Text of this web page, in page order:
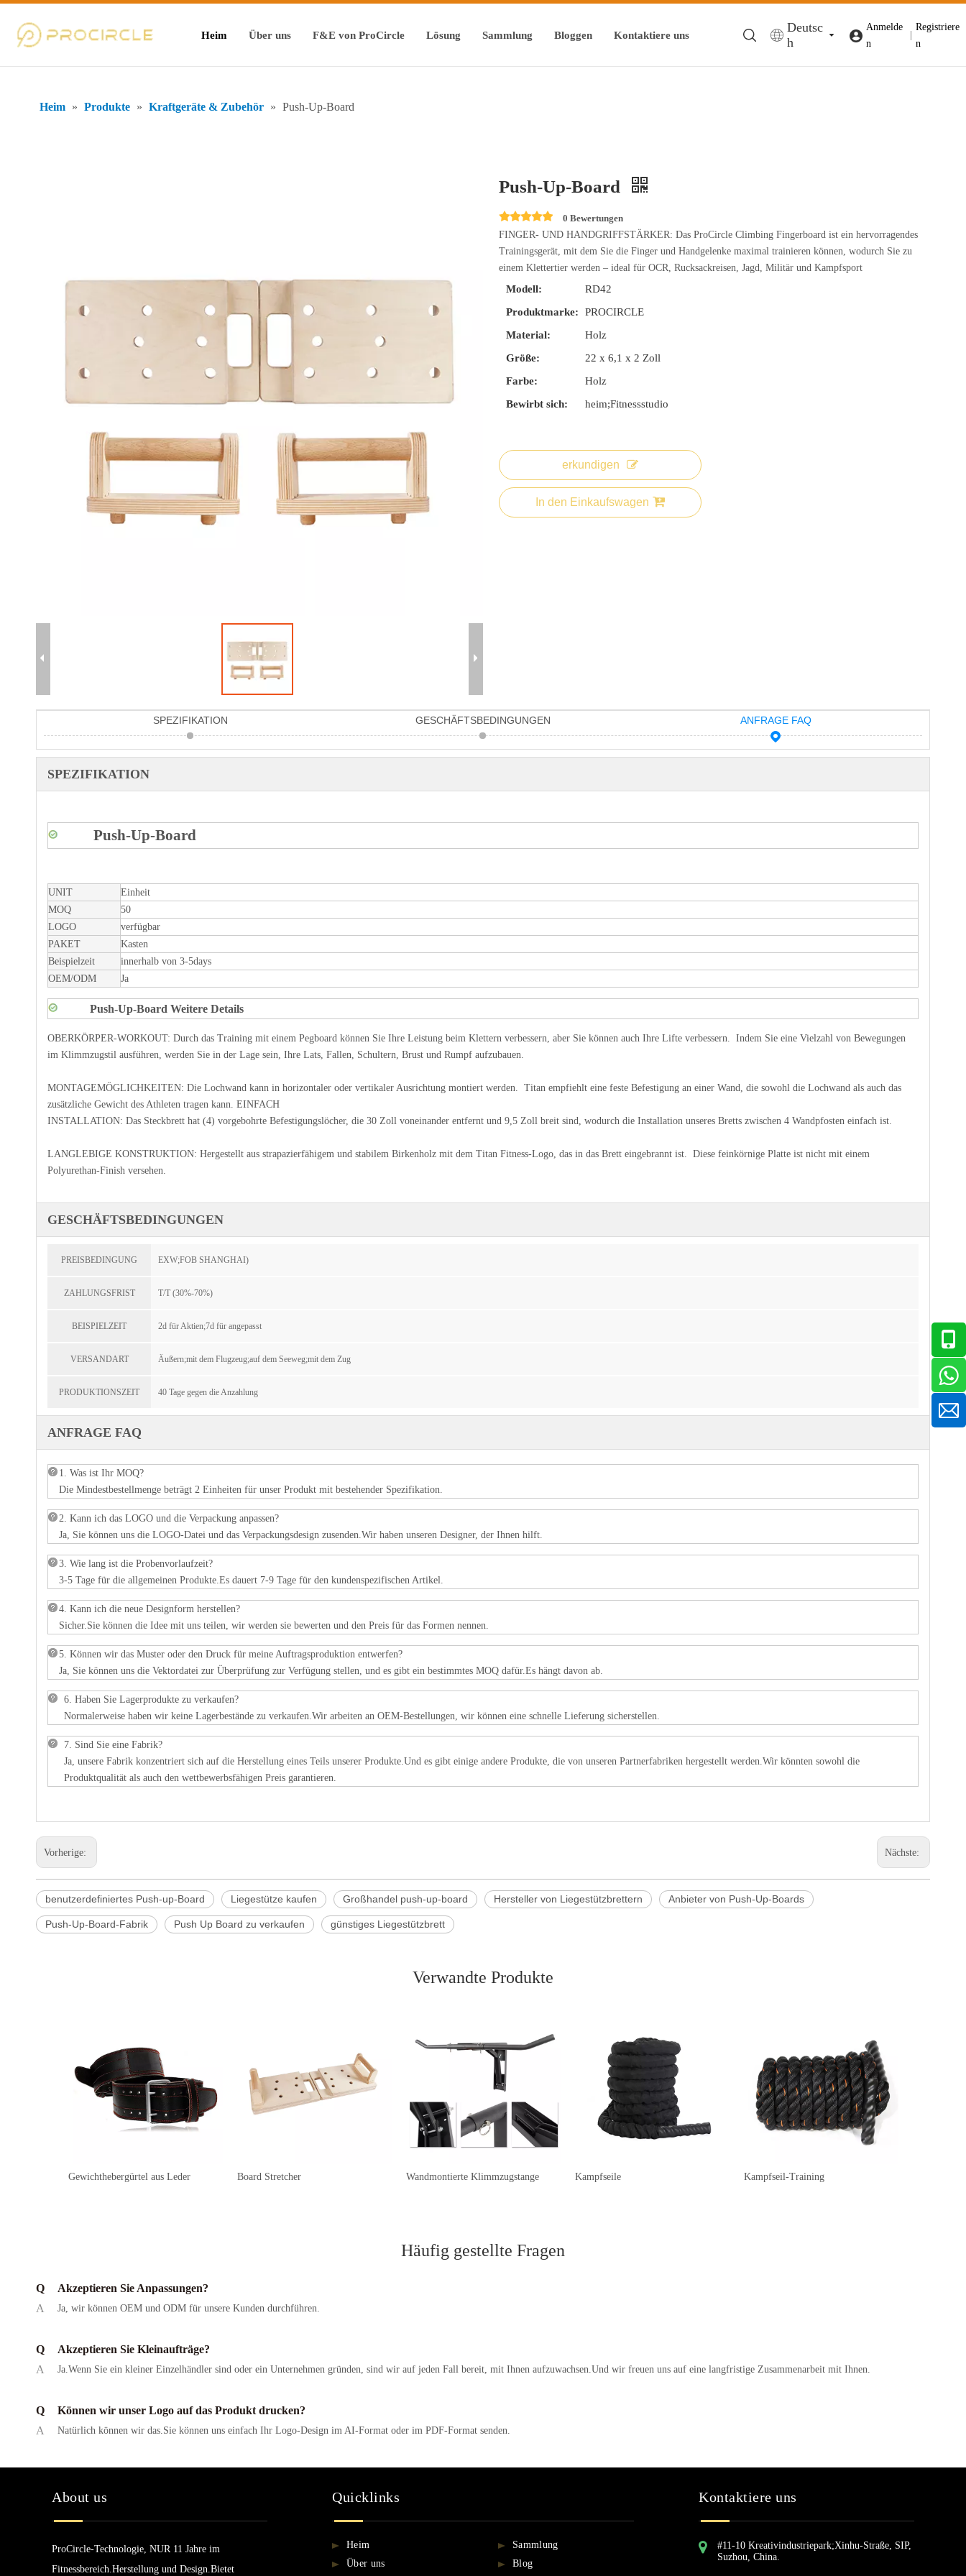
Heim Über uns F&E von ProCircle Lösung Sammlung Bloggen Kontaktiere uns
Deutsc
h
Anmelde
n
Registriere
n
Heim » Produkte » Kraftgeräte & Zubehör » Push-Up-Board
Push-Up-Board
0 Bewertungen
FINGER- UND HANDGRIFFSTÄRKER: Das ProCircle Climbing Fingerboard ist ein hervorragendes
Trainingsgerät, mit dem Sie die Finger und Handgelenke maximal trainieren können, wodurch Sie zu
einem Klettertier werden – ideal für OCR, Rucksackreisen, Jagd, Militär und Kampfsport
Modell:
RD42
Produktmarke:
PROCIRCLE
Material:
Holz
Größe:
22 x 6,1 x 2 Zoll
Farbe:
Holz
Bewirbt sich:
heim;Fitnessstudio
erkundigen
In den Einkaufswagen
SPEZIFIKATION GESCHÄFTSBEDINGUNGEN ANFRAGE FAQ
SPEZIFIKATION
Push-Up-Board
UNIT
Einheit
MOQ
50
LOGO
verfügbar
PAKET
Kasten
Beispielzeit
innerhalb von 3-5days
OEM/ODM
Ja
Push-Up-Board Weitere Details
OBERKÖRPER-WORKOUT: Durch das Training mit einem Pegboard können Sie Ihre Leistung beim Klettern verbessern, aber Sie können auch Ihre Lifte verbessern. Indem Sie eine Vielzahl von Bewegungen
im Klimmzugstil ausführen, werden Sie in der Lage sein, Ihre Lats, Fallen, Schultern, Brust und Rumpf aufzubauen.
MONTAGEMÖGLICHKEITEN: Die Lochwand kann in horizontaler oder vertikaler Ausrichtung montiert werden. Titan empfiehlt eine feste Befestigung an einer Wand, die sowohl die Lochwand als auch das
zusätzliche Gewicht des Athleten tragen kann. EINFACH
INSTALLATION: Das Steckbrett hat (4) vorgebohrte Befestigungslöcher, die 30 Zoll voneinander entfernt und 9,5 Zoll breit sind, wodurch die Installation unseres Bretts zwischen 4 Wandpfosten einfach ist.
LANGLEBIGE KONSTRUKTION: Hergestellt aus strapazierfähigem und stabilem Birkenholz mit dem Titan Fitness-Logo, das in das Brett eingebrannt ist. Diese feinkörnige Platte ist nicht mit einem
Polyurethan-Finish versehen.
GESCHÄFTSBEDINGUNGEN
PREISBEDINGUNG EXW;FOB SHANGHAI)
ZAHLUNGSFRIST T/T (30%-70%)
BEISPIELZEIT 2d für Aktien;7d für angepasst
VERSANDART Äußern;mit dem Flugzeug;auf dem Seeweg;mit dem Zug
PRODUKTIONSZEIT 40 Tage gegen die Anzahlung
ANFRAGE FAQ
1. Was ist Ihr MOQ?
Die Mindestbestellmenge beträgt 2 Einheiten für unser Produkt mit bestehender Spezifikation.
2. Kann ich das LOGO und die Verpackung anpassen?
Ja, Sie können uns die LOGO-Datei und das Verpackungsdesign zusenden.Wir haben unseren Designer, der Ihnen hilft.
3. Wie lang ist die Probenvorlaufzeit?
3-5 Tage für die allgemeinen Produkte.Es dauert 7-9 Tage für den kundenspezifischen Artikel.
4. Kann ich die neue Designform herstellen?
Sicher.Sie können die Idee mit uns teilen, wir werden sie bewerten und den Preis für das Formen nennen.
5. Können wir das Muster oder den Druck für meine Auftragsproduktion entwerfen?
Ja, Sie können uns die Vektordatei zur Überprüfung zur Verfügung stellen, und es gibt ein bestimmtes MOQ dafür.Es hängt davon ab.
6. Haben Sie Lagerprodukte zu verkaufen?
Normalerweise haben wir keine Lagerbestände zu verkaufen.Wir arbeiten an OEM-Bestellungen, wir können eine schnelle Lieferung sicherstellen.
7. Sind Sie eine Fabrik?
Ja, unsere Fabrik konzentriert sich auf die Herstellung eines Teils unserer Produkte.Und es gibt einige andere Produkte, die von unseren Partnerfabriken hergestellt werden.Wir könnten sowohl die
Produktqualität als auch den wettbewerbsfähigen Preis garantieren.
Vorherige: Nächste:
benutzerdefiniertes Push-up-Board Liegestütze kaufen Großhandel push-up-board Hersteller von Liegestützbrettern Anbieter von Push-Up-Boards
Push-Up-Board-Fabrik Push Up Board zu verkaufen günstiges Liegestützbrett
Verwandte Produkte
Gewichthebergürtel aus Leder Board Stretcher Wandmontierte Klimmzugstange Kampfseile Kampfseil-Training
Häufig gestellte Fragen
Q
Akzeptieren Sie Anpassungen?
A
Ja, wir können OEM und ODM für unsere Kunden durchführen.
Q
Akzeptieren Sie Kleinaufträge?
A
Ja.Wenn Sie ein kleiner Einzelhändler sind oder ein Unternehmen gründen, sind wir auf jeden Fall bereit, mit Ihnen aufzuwachsen.Und wir freuen uns auf eine langfristige Zusammenarbeit mit Ihnen.
Q
Können wir unser Logo auf das Produkt drucken?
A
Natürlich können wir das.Sie können uns einfach Ihr Logo-Design im AI-Format oder im PDF-Format senden.
About us
ProCircle-Technologie, NUR 11 Jahre im
Fitnessbereich.Herstellung und Design.Bietet
Quicklinks
Heim
Über uns
Sammlung
Blog
Kontaktiere uns
#11-10 Kreativindustriepark;Xinhu-Straße, SIP,
Suzhou, China.